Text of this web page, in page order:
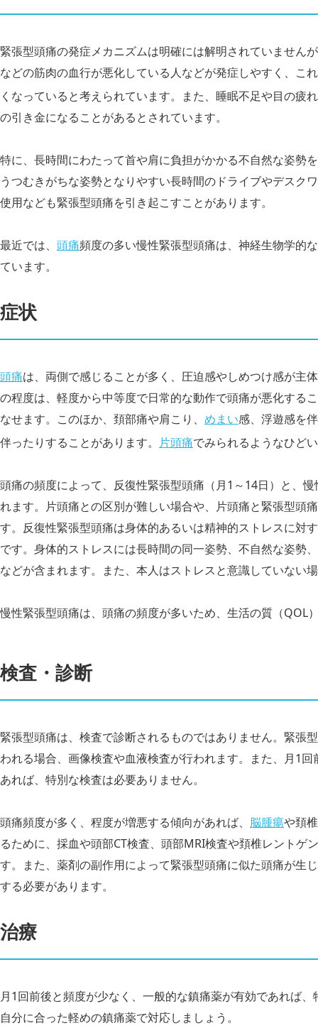
緊張型頭痛の発症メカニズムは明確には解明されていません
などの筋肉の血行が悪化している人などが発症しやすく、こ
くなっていると考えられています。また、睡眠不足や目の疲
の引き金になることがあるとされています。
特に、長時間にわたって首や肩に負担がかかる不自然な姿勢
うつむきがちな姿勢となりやすい長時間のドライブやデスク
使用なども緊張型頭痛を引き起こすことがあります。
最近では、 頭痛頻度の多い慢性緊張型頭痛は、神経生物学的
ています。
症状
頭痛は、両側で感じることが多く、圧迫感やしめつけ感が主
の程度は、軽度から中等度で日常的な動作で頭痛が悪化する
なせます。このほか、頚部痛や肩こり、 めまい感、浮遊感を
伴ったりすることがあります。 片頭痛でみられるようなひど
頭痛の頻度によって、反復性緊張型頭痛（月1～14日）と、
れます。片頭痛との区別が難しい場合や、片頭痛と緊張型頭
す。反復性緊張型頭痛は身体的あるいは精神的ストレスに対
です。身体的ストレスには長時間の同一姿勢、不自然な姿勢
などが含まれます。また、本人はストレスと意識していない
慢性緊張型頭痛は、頭痛の頻度が多いため、生活の質（QOL
検査・診断
緊張型頭痛は、検査で診断されるものではありません。緊張
われる場合、画像検査や血液検査が行われます。また、月1
あれば、特別な検査は必要ありません。
頭痛頻度が多く、程度が増悪する傾向があれば、 脳腫瘍や頚
るために、採血や頭部CT検査、頭部MRI検査や頚椎レントゲ
す。また、薬剤の副作用によって緊張型頭痛に似た頭痛が生
する必要があります。
治療
月1回前後と頻度が少なく、一般的な鎮痛薬が有効であれば
自分に合った軽めの鎮痛薬で対応しましょう。